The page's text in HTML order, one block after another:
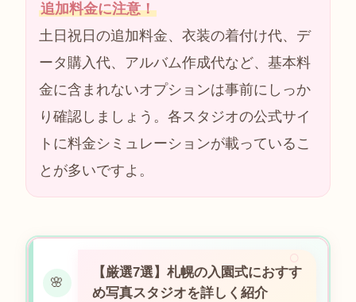
追加料金に注意！
土日祝日の追加料金、衣装の着付け代、デ
ータ購入代、アルバム作成代など、基本料
金に含まれないオプションは事前にしっか
り確認しましょう。各スタジオの公式サイ
トに料金シミュレーションが載っているこ
とが多いですよ。
🌸
【厳選7選】札幌の入園式におすす
め写真スタジオを詳しく紹介